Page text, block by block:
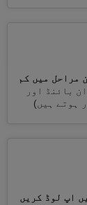
مراحل میں کم
بائنڈ اور
ہوتے ہیں)
اپ لوڈ کریں